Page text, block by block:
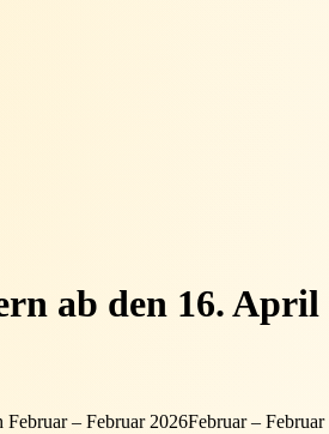
ab den 16.
– Februar 2026Februar – Februar